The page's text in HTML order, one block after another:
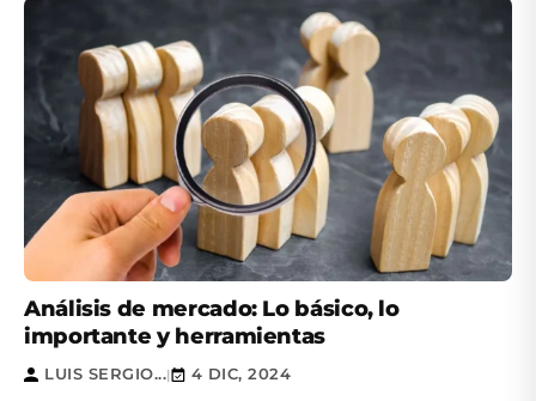
Análisis de mercado: Lo básico, lo
importante y herramientas
LUIS SERGIO...| 4 DIC, 2024